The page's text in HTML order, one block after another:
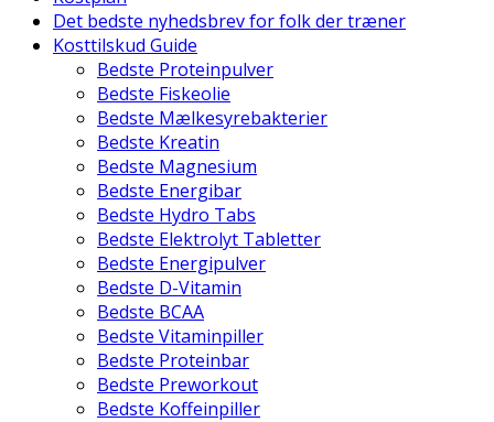
Det bedste nyhedsbrev for folk der træner
Kosttilskud Guide
Bedste Proteinpulver
Bedste Fiskeolie
Bedste Mælkesyrebakterier
Bedste Kreatin
Bedste Magnesium
Bedste Energibar
Bedste Hydro Tabs
Bedste Elektrolyt Tabletter
Bedste Energipulver
Bedste D-Vitamin
Bedste BCAA
Bedste Vitaminpiller
Bedste Proteinbar
Bedste Preworkout
Bedste Koffeinpiller